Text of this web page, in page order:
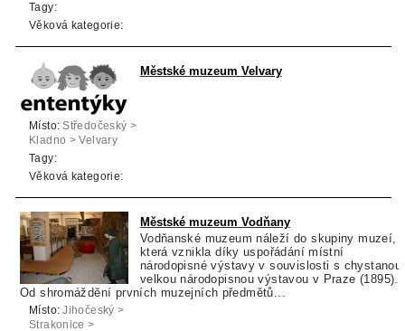
Tagy:
Věková kategorie:
Městské muzeum Velvary
Místo: Středočeský >
Kladno > Velvary
Tagy:
Věková kategorie:
Městské muzeum Vodňany
Vodňanské muzeum náleží do skupiny muzeí,
která vznikla díky uspořádání místní
národopisné výstavy v souvislosti s chystanou
velkou národopisnou výstavou v Praze (1895).
Od shromáždění prvních muzejních předmětů...
Místo: Jihočeský >
Strakonice >